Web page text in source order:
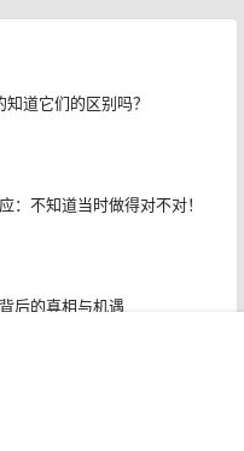
道它们的区别吗？
：不知道当时做得对不对！
后的真相与机遇